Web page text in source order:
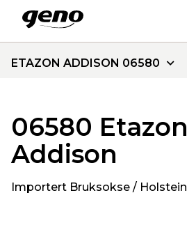
ETAZON ADDISON 06580
06580 Etazon
Addison
Importert Bruksokse / Holstein